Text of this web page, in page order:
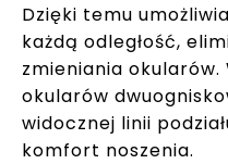
Dzięki temu
każdą odległość,
zmieniania okularów.
okularów
widocznej linii
komfort noszenia.